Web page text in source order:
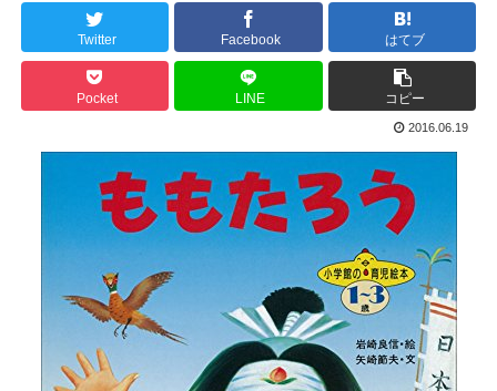
Twitter Facebook はてブ
Pocket LINE コピー
2016.06.19